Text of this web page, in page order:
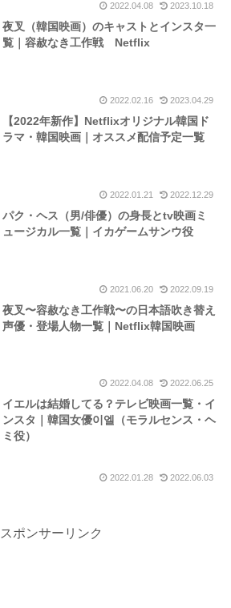
2022.04.08 2023.10.18
夜叉（韓国映画）のキャストとインスタ一
覧｜容赦なき工作戦 Netflix
2022.02.16 2023.04.29
【2022年新作】Netflixオリジナル韓国ド
ラマ・韓国映画｜オススメ配信予定一覧
2022.01.21 2022.12.29
パク・ヘス（男/俳優）の身長とtv映画ミ
ュージカル一覧｜イカゲームサンウ役
2021.06.20 2022.09.19
夜叉〜容赦なき工作戦〜の日本語吹き替え
声優・登場人物一覧｜Netflix韓国映画
2022.04.08 2022.06.25
イエルは結婚してる？テレビ映画一覧・イ
ンスタ｜韓国女優이엘（モラルセンス・ヘ
ミ役）
2022.01.28 2022.06.03
スポンサーリンク